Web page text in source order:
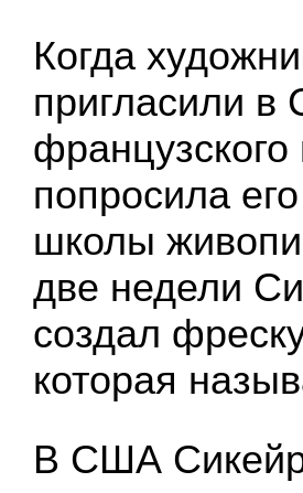
Когда
пригласили
попросила
школы
две недели
создал
которая
В США